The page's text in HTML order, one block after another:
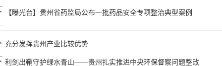
【曝光台】贵州省药监局公布一批药品安全专项整治典型案例
充分发挥贵州产业比较优势
利剑出鞘守护绿水青山——贵州扎实推进中央环保督察问题整改